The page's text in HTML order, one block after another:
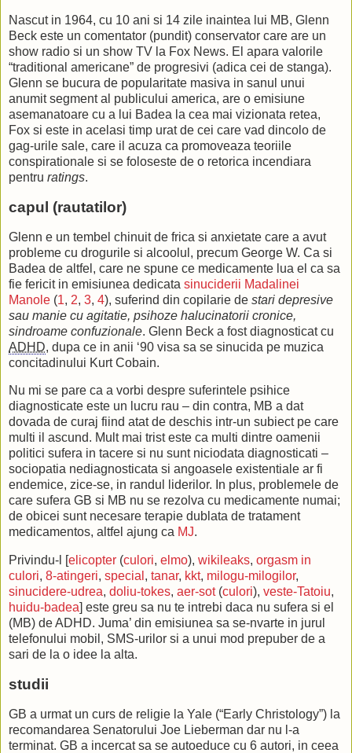
Nascut in 1964, cu 10 ani si 14 zile inaintea lui MB, Glenn
Beck este un comentator (pundit) conservator care are un
show radio si un show TV la Fox News. El apara valorile
“traditional americane” de progresivi (adica cei de stanga).
Glenn se bucura de popularitate masiva in sanul unui
anumit segment al publicului america, are o emisiune
asemanatoare cu a lui Badea la cea mai vizionata retea,
Fox si este in acelasi timp urat de cei care vad dincolo de
gag-urile sale, care il acuza ca promoveaza teoriile
conspirationale si se foloseste de o retorica incendiara
pentru ratings.
capul (rautatilor)
Glenn e un tembel chinuit de frica si anxietate care a avut
probleme cu drogurile si alcoolul, precum George W. Ca si
Badea de altfel, care ne spune ce medicamente lua el ca sa
fie fericit in emisiunea dedicata sinuciderii Madalinei
Manole (1, 2, 3, 4), suferind din copilarie de stari depresive
sau manie cu agitatie, psihoze halucinatorii cronice,
sindroame confuzionale. Glenn Beck a fost diagnosticat cu
ADHD, dupa ce in anii ‘90 visa sa se sinucida pe muzica
concitadinului Kurt Cobain.
Nu mi se pare ca a vorbi despre suferintele psihice
diagnosticate este un lucru rau – din contra, MB a dat
dovada de curaj fiind atat de deschis intr-un subiect pe care
multi il ascund. Mult mai trist este ca multi dintre oamenii
politici sufera in tacere si nu sunt niciodata diagnosticati –
sociopatia nediagnosticata si angoasele existentiale ar fi
endemice, zice-se, in randul liderilor. In plus, problemele de
care sufera GB si MB nu se rezolva cu medicamente numai;
de obicei sunt necesare terapie dublata de tratament
medicamentos, altfel ajung ca MJ.
Privindu-l [elicopter (culori, elmo), wikileaks, orgasm in
culori, 8-atingeri, special , tanar, kkt, milogu-milogilor,
sinucidere-udrea, doliu-tokes, aer-sot(culori), veste-Tatoiu,
huidu-badea] este greu sa nu te intrebi daca nu sufera si el
(MB) de ADHD. Juma’ din emisiunea sa se-nvarte in jurul
telefonului mobil, SMS-urilor si a unui mod prepuber de a
sari de la o idee la alta.
studii
GB a urmat un curs de religie la Yale (“Early Christology”) la
recomandarea Senatorului Joe Lieberman dar nu l-a
terminat. GB a incercat sa se autoeduce cu 6 autori, in ceea